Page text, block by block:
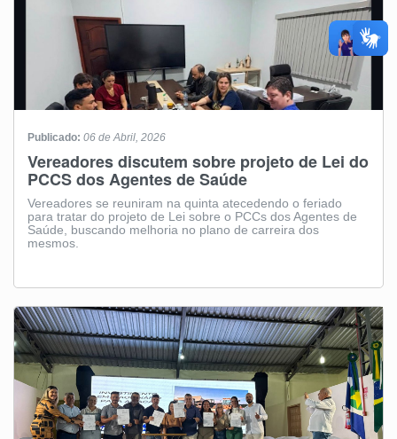
Publicado: 06 de Abril, 2026
Vereadores discutem sobre projeto de Lei do
PCCS dos Agentes de Saúde
Vereadores se reuniram na quinta atecedendo o feriado
para tratar do projeto de Lei sobre o PCCs dos Agentes de
Saúde, buscando melhoria no plano de carreira dos
mesmos.